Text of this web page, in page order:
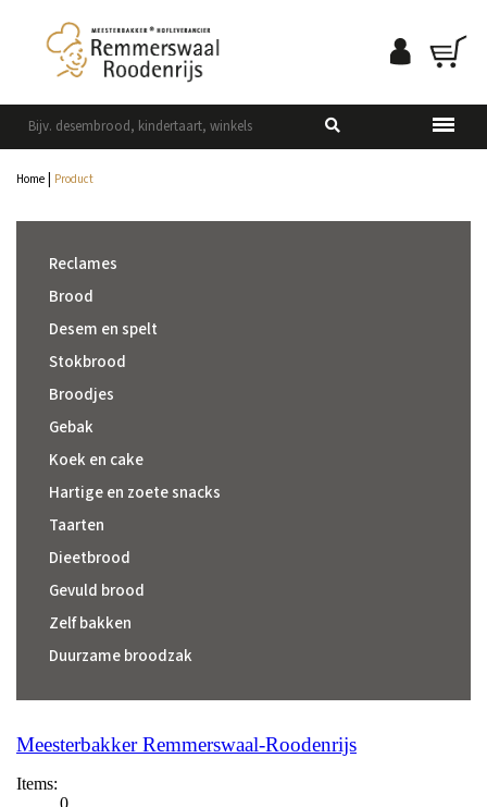
Home | Product
Reclames
Brood
Desem en spelt
Stokbrood
Broodjes
Gebak
Koek en cake
Hartige en zoete snacks
Taarten
Dieetbrood
Gevuld brood
Zelf bakken
Duurzame broodzak